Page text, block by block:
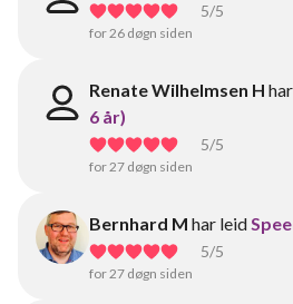
5/5
for 26 døgn siden
Renate Wilhelmsen H
6 år)
5/5
for 27 døgn siden
Bernhard M har leid
5/5
for 27 døgn siden